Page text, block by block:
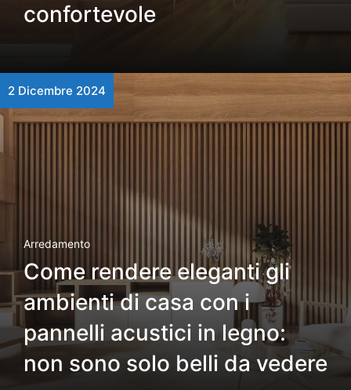
confortevole
2 Dicembre 2024
Arredamento
Come rendere eleganti gli
ambienti di casa con i
pannelli acustici in legno:
non sono solo belli da vedere